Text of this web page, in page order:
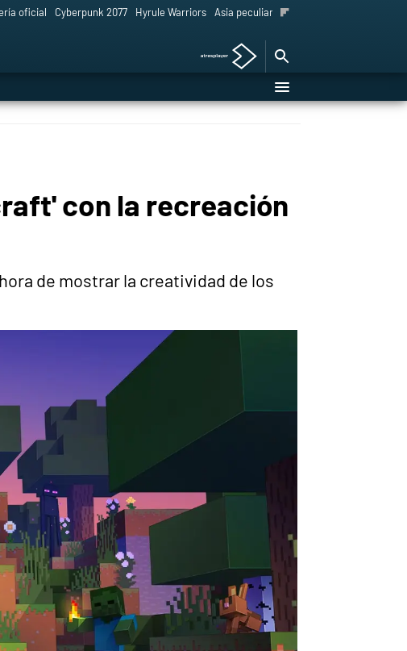
oficial Cyberpunk 2077 Hyrule Warriors Asia peculiar tradición
con la recreación
de mostrar la creatividad de los